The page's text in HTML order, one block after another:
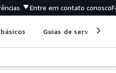
Entre em contato conosco
Guias de serviço